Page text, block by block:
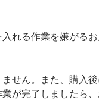
れる作業を嫌がる
せん。また、購入
が完了しましたら